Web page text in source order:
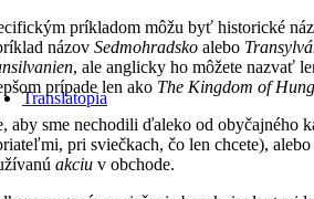
Translatopia
príkladom môžu byť historické
názov Sedmohradsko alebo
, ale anglicky ho môžete nazvať
prípade len ako The Kingdom of
aby sme nechodili ďaleko od obyčajného
pri sviečkach, čo len chcete), alebo
akciu v obchode.